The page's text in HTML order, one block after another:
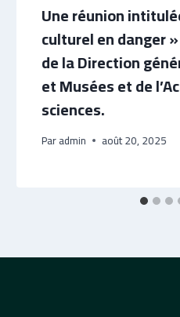
Une réunion
culturel en danger
de la Direction
et Musées et de
sciences.
Paradmin août 20, 2025